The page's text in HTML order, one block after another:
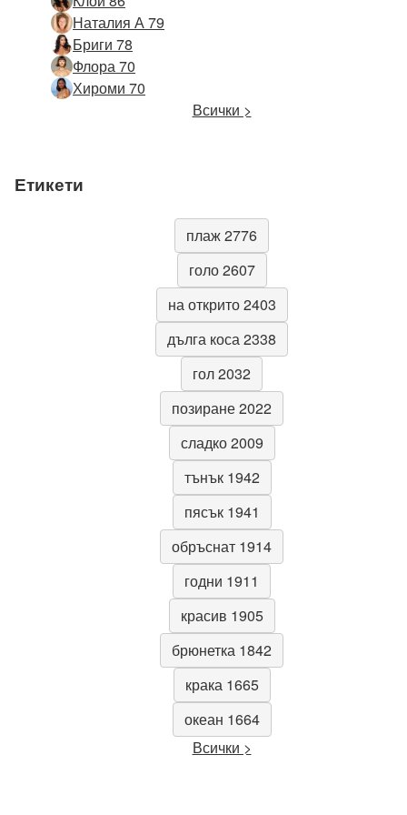
Наталия А 79
Бриги 78
Флора 70
Хироми 70
Всички >
Етикети
плаж 2776
голо 2607
на открито 2403
дълга коса 2338
гол 2032
позиране 2022
сладко 2009
тънък 1942
пясък 1941
обръснат 1914
годни 1911
красив 1905
брюнетка 1842
крака 1665
океан 1664
Всички >